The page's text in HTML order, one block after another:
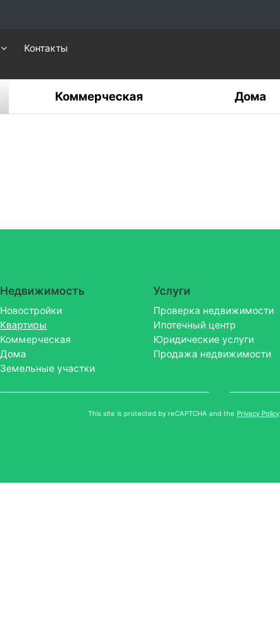
Контакты
Коммерческая Дома
Недвижимость
Новостройки
Квартиры
Коммерческая
Дома
Земельные участки
Услуги
Проверка недвижимости
Ипотечный центр
Юридические услуги
Продажа недвижимости
This site is protected by reCAPTCHA and thePrivacy Policy